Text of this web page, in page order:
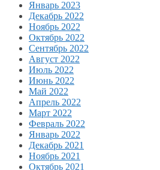
Январь 2023
Декабрь 2022
Ноябрь 2022
Октябрь 2022
Сентябрь 2022
Август 2022
Июль 2022
Июнь 2022
Май 2022
Апрель 2022
Март 2022
Февраль 2022
Январь 2022
Декабрь 2021
Ноябрь 2021
Октябрь 2021